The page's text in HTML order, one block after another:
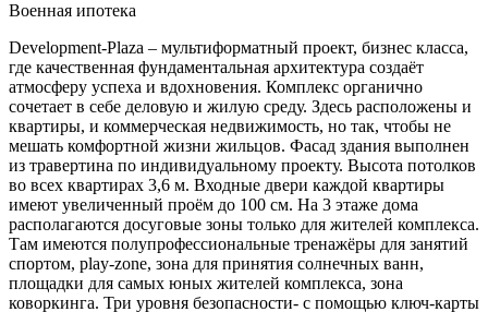
Военная ипотека
Development-Plaza – мультиформатный проект, бизнес класса,
где качественная фундаментальная архитектура создаёт
атмосферу успеха и вдохновения. Комплекс органично
сочетает в себе деловую и жилую среду. Здесь расположены и
квартиры, и коммерческая недвижимость, но так, чтобы не
мешать комфортной жизни жильцов. Фасад здания выполнен
из травертина по индивидуальному проекту. Высота потолков
во всех квартирах 3,6 м. Входные двери каждой квартиры
имеют увеличенный проём до 100 см. На 3 этаже дома
располагаются досуговые зоны только для жителей комплекса.
Там имеются полупрофессиональные тренажёры для занятий
спортом, play-zone, зона для принятия солнечных ванн,
площадки для самых юных жителей комплекса, зона
коворкинга. Три уровня безопасности- с помощью ключ-карты